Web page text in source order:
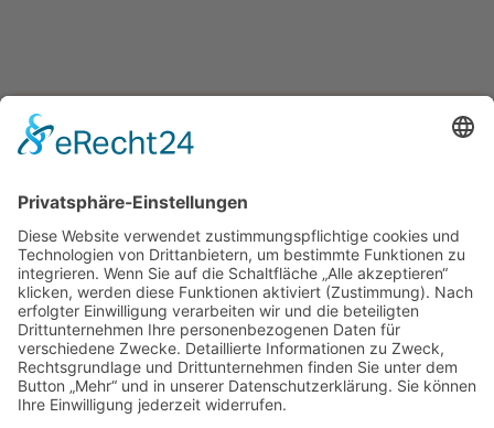
Kolphinchen jetzt buchen!
„Kolphinchen“ lädt euch zu einer kleinen Entdeckungstour
sind herzlich willkommen. Nähere Infos und Anfragen
unter sabine.eltschkner(at)kolpingwerk-augsburg.de oder
im Diözesanbüro.
Links
Kolpingsfamilie Biberbach